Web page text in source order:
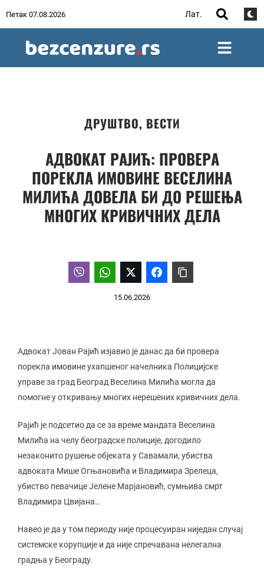
Петак 07.08.2026 Лат.
ДРУШТВО, ВЕСТИ
АДВОКАТ РАЈИЋ: ПРОВЕРА
ПОРЕКЛА ИМОВИНЕ ВЕСЕЛИНА
МИЛИЋА ДОВЕЛА БИ ДО РЕШЕЊА
МНОГИХ КРИВИЧНИХ ДЕЛА
15.06.2026
Адвокат Јован Рајић изјавио је данас да би провера
порекла имовине ухапшеног начелника Полицијске
управе за град Београд Веселина Милића могла да
помогне у откривању многих нерешених кривичних дела.
Рајић је подсетио да се за време мандата Веселина
Милића на челу београдске полиције, догодило
незаконито рушење објеката у Савамали, убиства
адвоката Мише Огњановића и Владимира Зрелеца,
убиство певачице Јелене Марјановић, сумњива смрт
Владимира Цвијана…
Навео је да у том периоду није процесуиран ниједан случај
системске корупције и да није спречавана нелегална
градња у Београду.